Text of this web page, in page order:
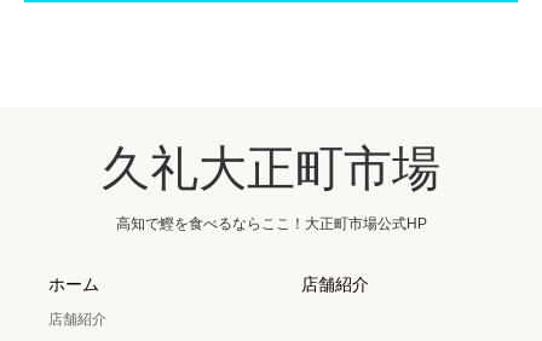
久礼大正町市場
高知で鰹を食べるならここ！大正町市場公式HP
ホーム
店舗紹介
店舗紹介